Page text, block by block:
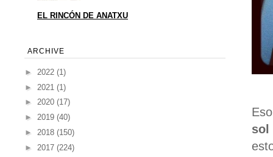
sol
EL RINCÓN DE ANATXU
ARCHIVE
► 2022 (1)
► 2021 (1)
► 2020 (17)
► 2019 (40)
► 2018 (150)
► 2017 (224)